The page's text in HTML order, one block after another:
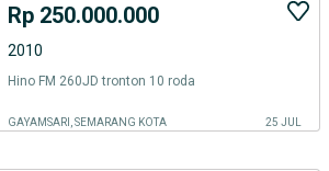
Rp 250.000.000
2010
Hino FM 260JD tronton 10 roda
GAYAMSARI, SEMARANG KOTA 25 JUL